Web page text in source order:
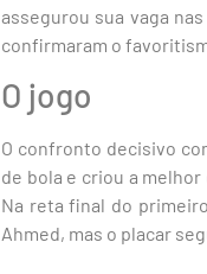
assegurou sua vaga
confirmaram o
O jogo
O confronto decisivo
de bola e criou a
Na reta final do
Ahmed, mas o placar